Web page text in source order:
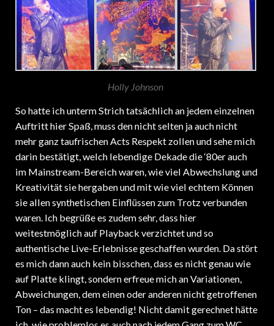
Auftritt hier Spaß, muss den nicht selten ja auch nicht
mehr ganz taufrischen Acts Respekt zollen und sehe mich
darin bestätigt, welch lebendige Dekade die ‘80er auch
im Mainstream-Bereich waren, wie viel Abwechslung und
Kreativität sie hergaben und mit wie viel echtem Können
sie allen synthetischen Einflüssen zum Trotz verbunden
waren. Ich begrüße es zudem sehr, dass hier
weitestmöglich auf Playback verzichtet und so
authentische Live-Erlebnisse geschaffen wurden. Da stört
es mich dann auch kein bisschen, dass es nicht genau wie
auf Platte klingt, sondern erfreue mich an Variationen,
Abweichungen, dem einen oder anderen nicht getroffenen
Ton – das macht es lebendig! Nicht damit gerechnet hätte
ich, wie problemlos es auch nach jedem Gang zum WC